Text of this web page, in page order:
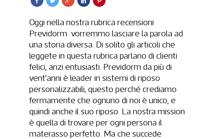
Oggi nella nostra rubrica recensioni
Previdorm vorremmo lasciare la parola ad
una storia diversa. Di solito gli articoli che
leggete in questa rubrica parlano di clienti
felici, anzi entusiasti. Previdorm da più di
vent’anni è leader in sistemi di riposo
personalizzabili, questo perché crediamo
fermamente che ognuno di noi è unico, e
quindi anche il suo riposo. La nostra mission
è quella di trovare per ogni persona il
materasso perfetto. Ma che succede